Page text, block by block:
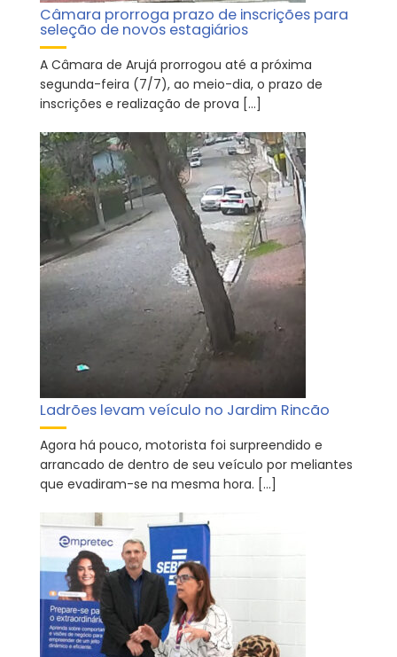
Câmara prorroga prazo de inscrições para
seleção de novos estagiários
A Câmara de Arujá prorrogou até a próxima
segunda-feira (7/7), ao meio-dia, o prazo de
inscrições e realização de prova […]
Ladrões levam veículo no Jardim Rincão
Agora há pouco, motorista foi surpreendido e
arrancado de dentro de seu veículo por meliantes
que evadiram-se na mesma hora. […]